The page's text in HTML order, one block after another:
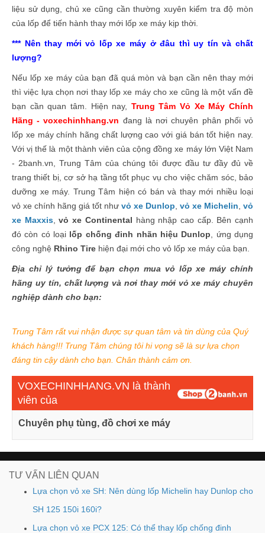
liệu sử dụng, chủ xe cũng cần thường xuyên kiểm tra độ mòn
của lốp để tiến hành thay mới lốp xe máy kịp thời.
*** Nên thay mới vỏ lốp xe máy ở đâu thì uy tín và chất
lượng?
Nếu lốp xe máy của bạn đã quá mòn và bạn cần nên thay mới
thì việc lựa chọn nơi thay lốp xe máy cho xe cũng là một vấn đề
bạn cần quan tâm. Hiện nay, Trung Tâm Vỏ Xe Máy Chính
Hãng - voxechinhhang.vn đang là nơi chuyên phân phối vỏ
lốp xe máy chính hãng chất lượng cao với giá bán tốt hiện nay.
Với vị thế là một thành viên của cộng đồng xe máy lớn Việt Nam
- 2banh.vn, Trung Tâm của chúng tôi được đầu tư đầy đủ về
trang thiết bị, cơ sở hạ tầng tốt phục vụ cho việc chăm sóc, bảo
dưỡng xe máy. Trung Tâm hiện có bán và thay mới nhiều loại
vỏ xe chính hãng giá tốt như vỏ xe Dunlop vỏ xe Michelin vỏ
xe Maxxis,vỏ xe Continental hàng nhập cao cấp. Bên cạnh
đó còn có loại lốp chống đinh nhãn hiệu Dunlop , ứng dụng
công nghệ Rhino Tire hiện đại mới cho vỏ lốp xe máy của bạn.
Địa chỉ lý tưởng để bạn chọn mua vỏ lốp xe máy chính
hãng uy tín, chất lượng và nơi thay mới vỏ xe máy chuyên
nghiệp dành cho bạn:
Trung Tâm rất vui nhận được sự quan tâm và tin dùng của Quý
khách hàng!!! Trung Tâm chúng tôi hi vọng sẽ là sự lựa chọn
đáng tin cậy dành cho bạn. Chân thành cảm ơn.
VOXECHINHHANG.VN là thành
viên của
Chuyên phụ tùng, đồ chơi xe máy
TƯ VẤN LIÊN QUAN
Lựa chọn vỏ xe SH: Nên dùng lốp Michelin hay Dunlop cho
SH 125 150i 160i?
Lựa chọn vỏ xe PCX 125: Có thể thay lốp chống đinh